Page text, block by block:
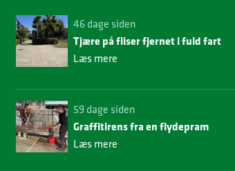
46 dage siden
Tjære på fliser fjernet i fuld fart
Læs mere
59 dage siden
Graffitirens fra en flydepram
Læs mere